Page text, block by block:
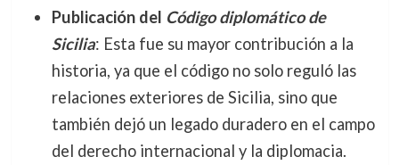
Publicación del Código diplomático de
Sicilia: Esta fue su mayor contribución a la
historia, ya que el código no solo reguló las
relaciones exteriores de Sicilia, sino que
también dejó un legado duradero en el campo
del derecho internacional y la diplomacia.